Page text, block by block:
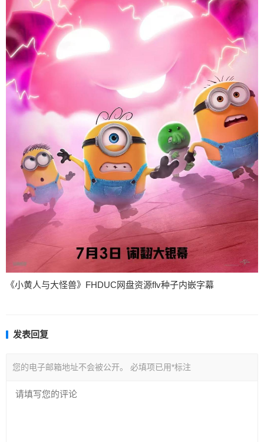
《小黄人与大怪兽》FHDUC网盘资源flv种子内嵌字幕
发表回复
您的电子邮箱地址不会被公开。 必填项已用*标注